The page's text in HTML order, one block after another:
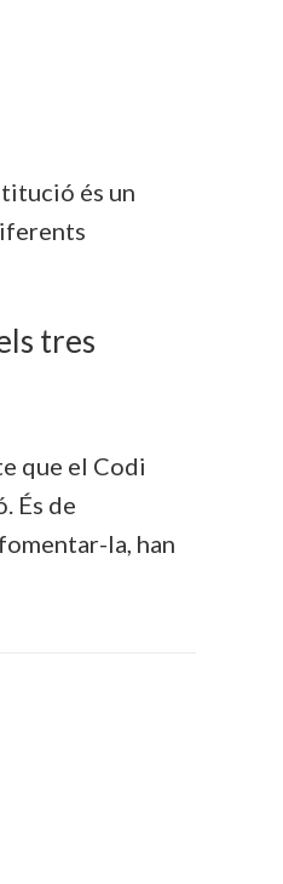
és un
tres
que el Codi
És de
la, han